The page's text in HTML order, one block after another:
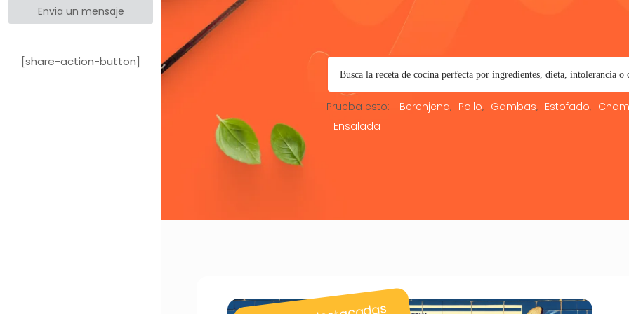
Prueba esto: Berenjena Pollo Gambas Estofado
Ensalada
Envia un mensaje
[share-action-button]